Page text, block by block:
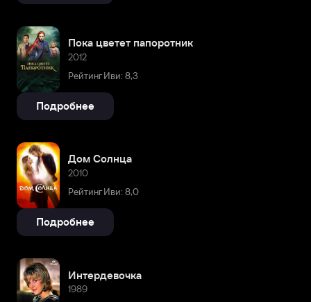
Пока цветет папоротник
2012
Рейтинг Иви: 8,3
Подробнее
Дом Солнца
2010
Рейтинг Иви: 8,0
Подробнее
Интердевочка
1989